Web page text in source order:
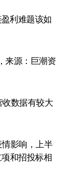
来源：巨潮资
数据有较大
影响，上半
和招投标相